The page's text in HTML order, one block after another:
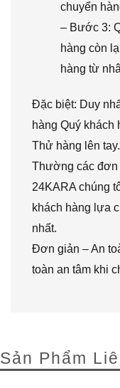
chuyển
– Bước 3:
hàng còn
hàng từ
Đặc biệt: Duy
hàng Quý
Thử hàng lên tay.
Thường các đơn
24KARA chúng
khách hàng lựa
nhất.
Đơn giản – An
toàn an tâm khi
Sản Phẩm